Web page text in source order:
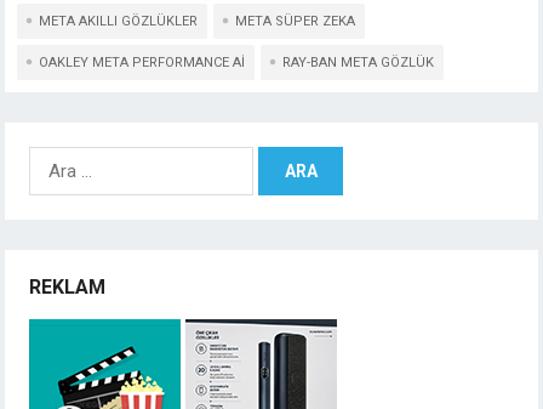
META AKILLI GÖZLÜKLER META SÜPER ZEKA
OAKLEY META PERFORMANCE AI RAY-BAN META GÖZLÜK
Arama:
REKLAM